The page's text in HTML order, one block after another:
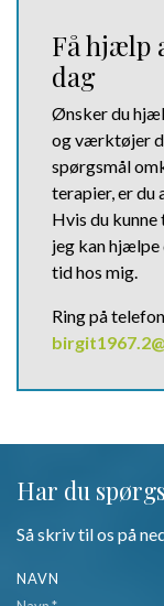
Få hjælp
dag
Ønsker du
og værktøjer
spørgsmål
terapier, er du
Hvis du
jeg kan hjælpe
tid hos mig.
Ring på telefon
Har du
Så skriv til os på
NAVN